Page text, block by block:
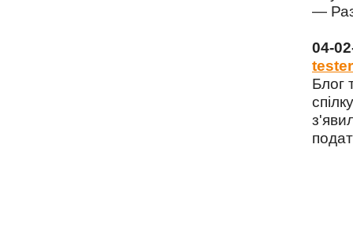
—
04-
tester
Блог